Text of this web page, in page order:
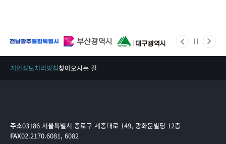
개인정보처리방침찾아오시는 길
주소03186 서울특별시 종로구 세종대로 149, 광화문빌딩 12층
FAX02.2170.6081, 6082